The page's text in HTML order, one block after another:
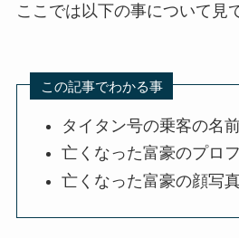
ここでは以下の事について見
この記事でわかる事
タイタン号の乗客の名
亡くなった富豪のプロ
亡くなった富豪の顔写